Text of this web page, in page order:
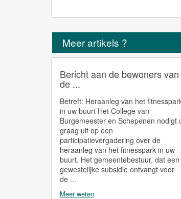
Meer artikels ?
Bericht aan de bewoners van
de ...
Betreft: Heraanleg van het
in uw buurt Het College van
Burgemeester en Schepenen nodigt
graag uit op een
participatievergadering over de
heraanleg van het fitnesspark in uw
buurt. Het gemeentebestuur, dat een
gewestelijke subsidie ontvangt voor
de ...
Meer weten